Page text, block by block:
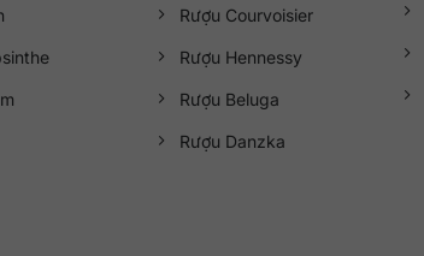
Rượu Courvoisier
Rượu Hennessy
Rượu Beluga
Rượu Danzka